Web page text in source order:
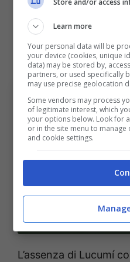
Difesa
centrocampo
Difesa rimaneggiata e un
(Ansa Foto) –
L’assenza di Lucumí
Learn more
Your personal data will be
your device (cookies, unique
data) may be stored by,
partners, or used specifically
may use precise geolocation
Some vendors may process
of legitimate interest, which
your options below. Look for
or in the site menu to
and cookie settings.